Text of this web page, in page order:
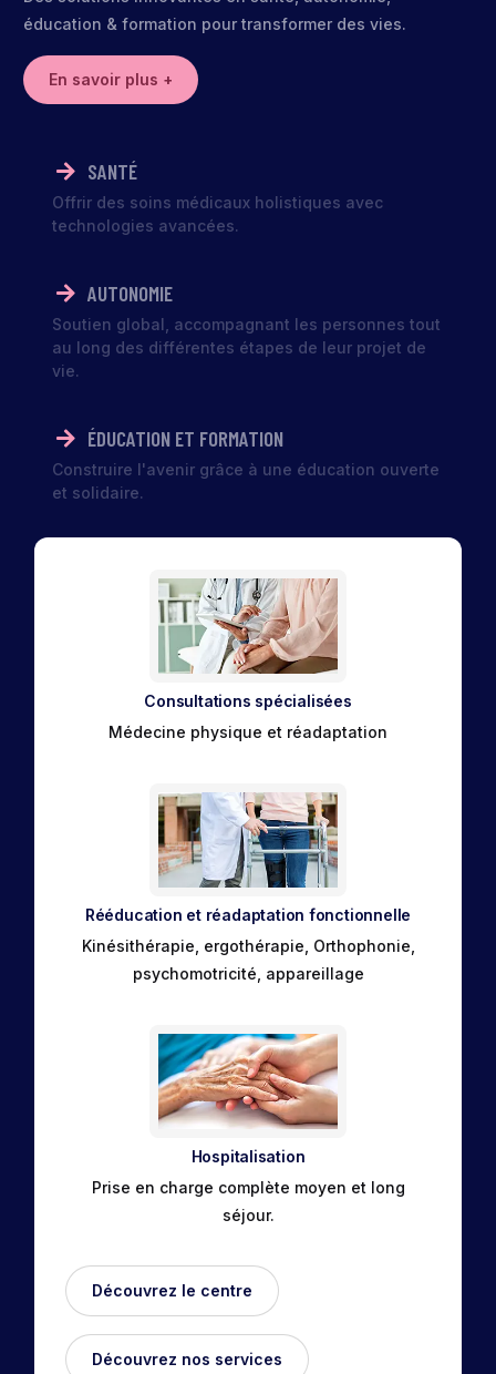
éducation & formation pour transformer des vies.
En savoir plus +
SANTÉ
Offrir des soins médicaux holistiques avec
technologies avancées.
AUTONOMIE
Soutien global, accompagnant les personnes tout
au long des différentes étapes de leur projet de
vie.
ÉDUCATION ET FORMATION
Construire l'avenir grâce à une éducation ouverte
et solidaire.
Consultations spécialisées
Médecine physique et réadaptation
Rééducation et réadaptation fonctionnelle
Kinésithérapie, ergothérapie, Orthophonie,
psychomotricité, appareillage
Hospitalisation
Prise en charge complète moyen et long
séjour.
Découvrez le centre
Découvrez nos services